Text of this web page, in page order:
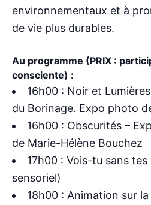
environnementaux et à
de vie plus durables.
Au programme (PRIX :
consciente) :
16h00 : Noir et
du Borinage. Expo photo
16h00 : Obscurités –
de Marie-Hélène Bouchez
17h00 : Vois-tu sans
sensoriel)
18h00 : Animation sur